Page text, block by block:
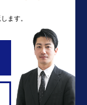
ます。